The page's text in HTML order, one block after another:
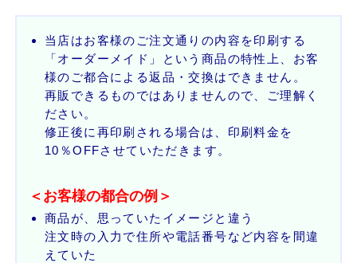
当店はお客様のご注文通りの内容を印刷する
「オーダーメイド」という商品の特性上、お客
様のご都合による返品・交換はできません。
再販できるものではありませんので、ご理解く
ださい。
修正後に再印刷される場合は、印刷料金を
10％OFFさせていただきます。
＜お客様の都合の例＞
商品が、思っていたイメージと違う
注文時の入力で住所や電話番号など内容を間違
えていた